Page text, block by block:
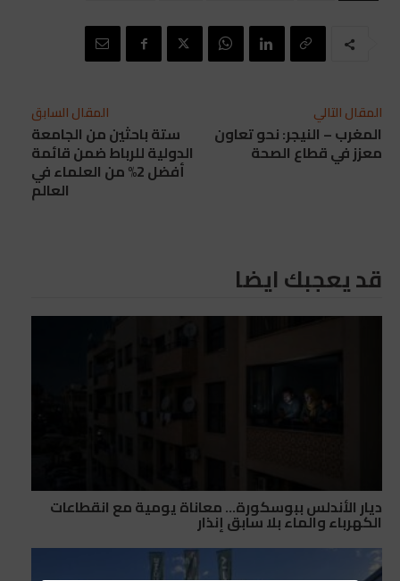
المقال السابق
ستة باحثين من الجامعة
الدولية للرباط ضمن قائمة
أفضل 2% من العلماء في
العالم
المقال التالي
المغرب – النيجر: نحو تعاون
معزز في قطاع الصحة
قد يعجبك ايضا
ديار الأندلس ببوسكورة… معاناة يومية مع انقطاعات
الكهرباء والماء بلا سابق إنذار